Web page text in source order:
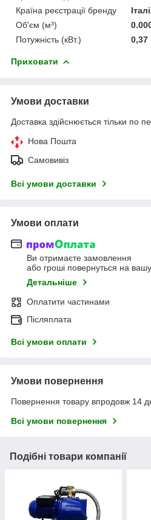
Країна реєстрації бренду
Об'єм (м³)
Потужність (кВт.)
0,37
Приховати
Умови доставки
Доставка здійснюється тільки по
Нова Пошта
Самовивіз
Всі умови доставки
Умови оплати
Ви отримаєте замовлення
або гроші повернуться на
Детальніше
Оплатити частинами
Післяплата
Всі умови оплати
Умови повернення
Повернення товару впродовж 14
Всі умови повернення
Подібні товари компанії